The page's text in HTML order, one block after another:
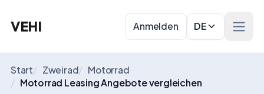
VEHI Anmelden DE
Start/ Zweirad/ Motorrad
/ Motorrad Leasing Angebote vergleichen